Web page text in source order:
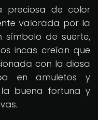
preciosa de color
valorada por la
símbolo de suerte,
incas creían que
con la diosa
en amuletos y
buena fortuna y